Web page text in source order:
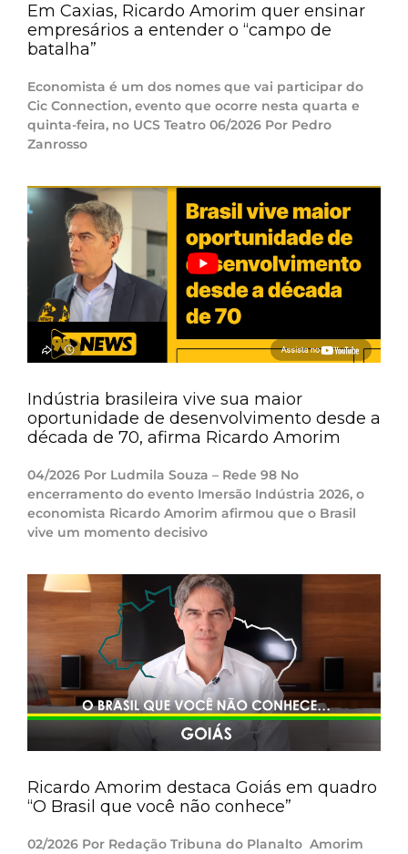
Em Caxias, Ricardo Amorim quer ensinar
empresários a entender o “campo de
batalha”
Economista é um dos nomes que vai participar do
Cic Connection, evento que ocorre nesta quarta e
quinta-feira, no UCS Teatro 06/2026 Por Pedro
Zanrosso
Indústria brasileira vive sua maior
oportunidade de desenvolvimento desde a
década de 70, afirma Ricardo Amorim
04/2026 Por Ludmila Souza – Rede 98 No
encerramento do evento Imersão Indústria 2026, o
economista Ricardo Amorim afirmou que o Brasil
vive um momento decisivo
Ricardo Amorim destaca Goiás em quadro
“O Brasil que você não conhece”
02/2026 Por Redação Tribuna do Planalto Amorim